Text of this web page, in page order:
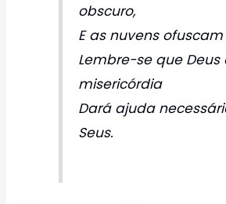
obscuro,
E as nuvens ofuscam
Lembre-se que Deus
misericórdia
Dará ajuda
Seus.